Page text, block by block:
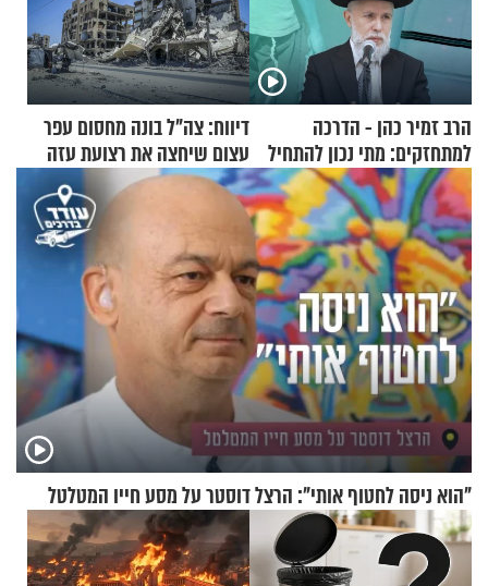
הרב זמיר כהן - הדרכה
למתחזקים: מתי נכון להתחיל
עם לבישת הציצית?
דיווח: צה"ל בונה מחסום עפר
עצום שיחצה את רצועת עזה
לשניים
"הוא ניסה לחטוף אותי": הרצל דוסטר על מסע חייו המטלטל